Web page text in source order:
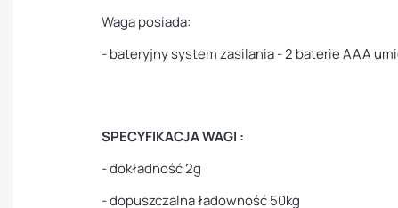
Waga posiada:
- bateryjny system zasilania - 2 baterie AAA
SPECYFIKACJA WAGI :
- dokładność 2g
- dopuszczalna ładowność 50kg